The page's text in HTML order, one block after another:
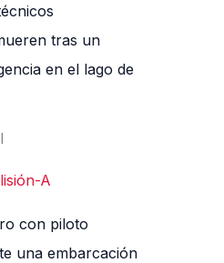
tras un
en el lago de
con piloto
una embarcación